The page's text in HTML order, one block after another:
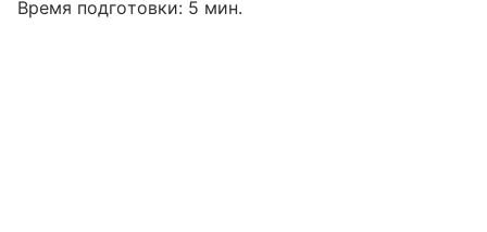
Время подготовки: 5 мин.